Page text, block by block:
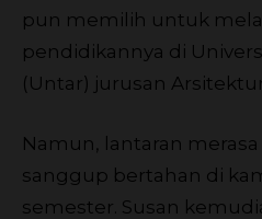
pun memilih untuk
pendidikannya di
(Untar) jurusan
Namun, lantaran merasa
sanggup bertahan di
semester. Susan